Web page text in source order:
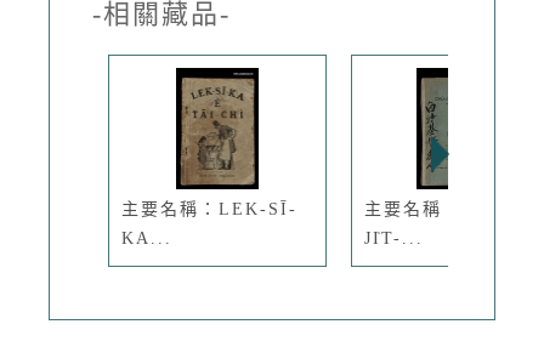
-相關藏品-
主要名稱：LEK-SĪ-
KA...
主要名稱：CHÚ-
JI̍T-...